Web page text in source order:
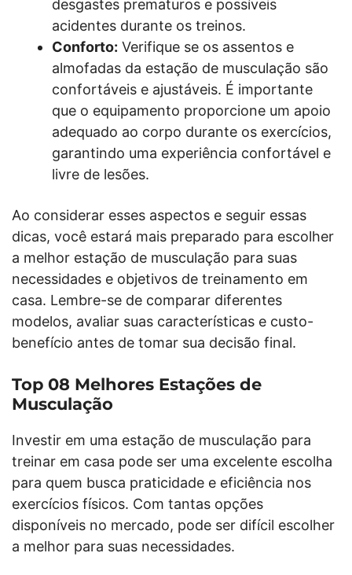
desgastes prematuros e possíveis
acidentes durante os treinos.
Conforto: Verifique se os assentos e
almofadas da estação de musculação são
confortáveis e ajustáveis. É importante
que o equipamento proporcione um apoio
adequado ao corpo durante os exercícios,
garantindo uma experiência confortável e
livre de lesões.
Ao considerar esses aspectos e seguir essas
dicas, você estará mais preparado para escolher
a melhor estação de musculação para suas
necessidades e objetivos de treinamento em
casa. Lembre-se de comparar diferentes
modelos, avaliar suas características e custo-
benefício antes de tomar sua decisão final.
Top 08 Melhores Estações de
Musculação
Investir em uma estação de musculação para
treinar em casa pode ser uma excelente escolha
para quem busca praticidade e eficiência nos
exercícios físicos. Com tantas opções
disponíveis no mercado, pode ser difícil escolher
a melhor para suas necessidades.